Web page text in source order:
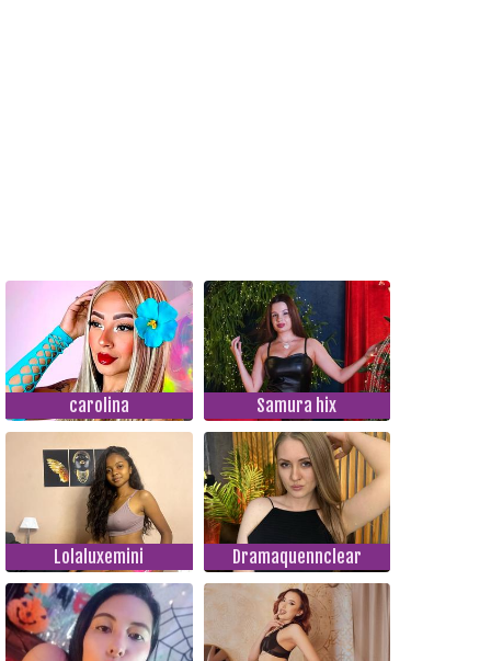
carolina Samura hix
Lolaluxemini Dramaquennclear